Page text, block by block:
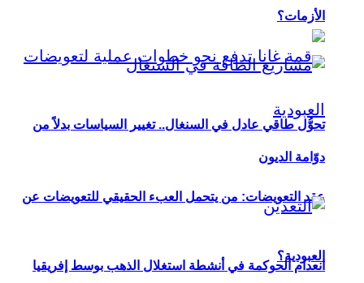
عقد التعويضات: من يتحمل العبء الحقيقي للتعويضات عن
العبودية؟
الأزمات؟
تحوُّل طاقي عادل في السنغال.. تغيير السياسات بدلاً من
دوّامة الديون
انعدام الحوكمة في أنشطة استغلال الذهب بوسط إفريقيا